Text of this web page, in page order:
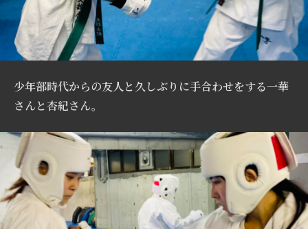
少年部時代からの友人と久しぶりに手合わせをする一華
さんと杏紀さん。